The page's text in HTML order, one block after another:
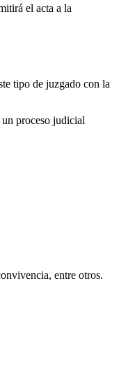
el acta a la
tipo de juzgado con la
un proceso judicial
entre otros.